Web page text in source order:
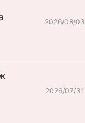
2026/08/03
2026/07/31